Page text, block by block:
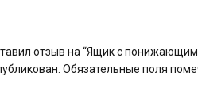
отзыв на “Ящик с
Обязательные поля